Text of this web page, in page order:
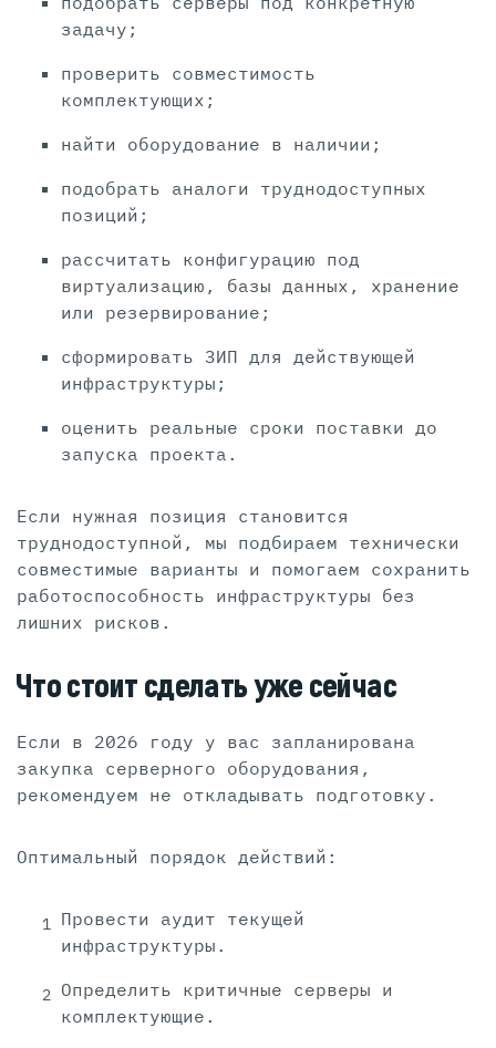
задачу;
проверить совместимость
комплектующих;
найти оборудование в наличии;
подобрать аналоги труднодоступных
позиций;
рассчитать конфигурацию под
виртуализацию, базы данных, хранение
или резервирование;
сформировать ЗИП для действующей
инфраструктуры;
оценить реальные сроки поставки до
запуска проекта.
Если нужная позиция становится
труднодоступной, мы подбираем технически
совместимые варианты и помогаем сохранить
работоспособность инфраструктуры без
лишних рисков.
Что стоит сделать уже сейчас
Если в 2026 году у вас запланирована
закупка серверного оборудования,
рекомендуем не откладывать подготовку.
Оптимальный порядок действий:
Провести аудит текущей
инфраструктуры.
Определить критичные серверы и
комплектующие.